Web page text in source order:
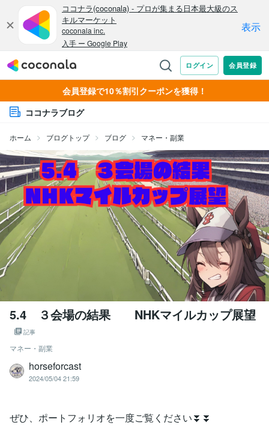
会員登録で10％割引クーポンを獲得！
ココナラブログ
ホーム ブログトップ ブログ マネー・副業
5.4 ３会場の結果 NHKマイルカップ展望
記事
マネー・副業
horseforcast
2024/05/04 21:59
ぜひ、ポートフォリオを一度ご覧ください⏬⏬